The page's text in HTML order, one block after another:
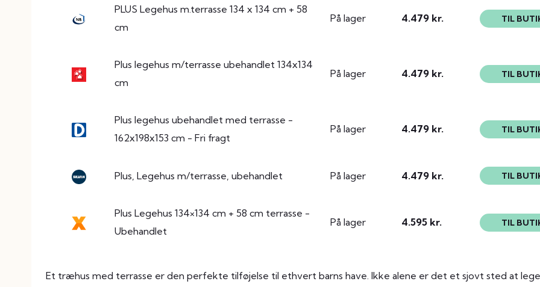
PLUS Legehus m.terrasse 134 x 134 cm + 58
cm
På lager 4.479 kr. TIL
Plus legehus m/terrasse ubehandlet 134x134
cm
På lager 4.479 kr. TIL
Plus legehus ubehandlet med terrasse -
162x198x153 cm - Fri fragt
På lager 4.479 kr. TIL
Plus, Legehus m/terrasse, ubehandlet På lager 4.479 kr. TIL
Plus Legehus 134×134 cm + 58 cm terrasse -
Ubehandlet
På lager 4.595 kr. TIL
Et træhus med terrasse er den perfekte tilføjelse til ethvert barns have. Ikke alene er det et sjovt sted at